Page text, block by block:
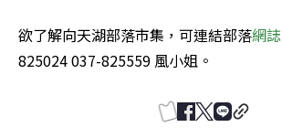
欲了解向天湖部落市集，可連結部落網誌
825024 037-825559 風小姐。